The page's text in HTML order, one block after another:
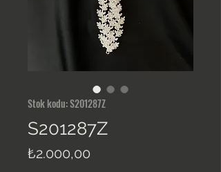
Stok kodu: S201287Z
S201287Z
₺2.000,00